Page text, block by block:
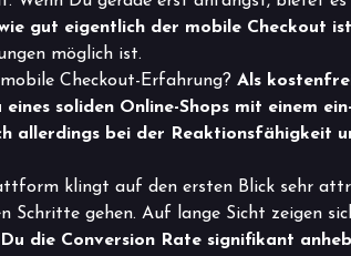
gut eigentlich der mobile Checkout ist
möglich ist.
Checkout-Erfahrung? Als
soliden Online-Shops mit einem
allerdings bei der Reaktionsfähigkeit
klingt auf den ersten Blick sehr
Schritte gehen. Auf lange Sicht zeigen
die Conversion Rate signifikant